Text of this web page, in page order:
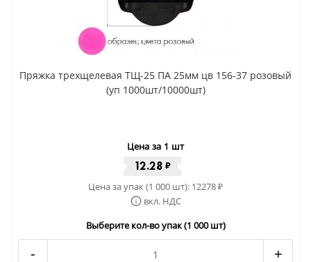
Пряжка трехщелевая ТЩ-25 ПА 25мм цв 156-37 розовый
(уп 1000шт/10000шт)
Цена за 1 шт
12.28 ₽
Цена за упак (1 000 шт): 12278₽
вкл. НДС
Выберите кол-во упак (1 000 шт)
- +